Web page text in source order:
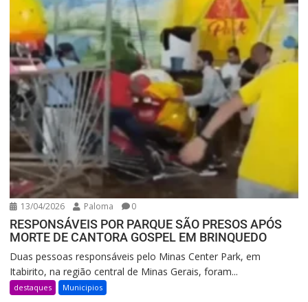
13/04/2026 Paloma 0
RESPONSÁVEIS POR PARQUE SÃO PRESOS APÓS
MORTE DE CANTORA GOSPEL EM BRINQUEDO
Duas pessoas responsáveis pelo Minas Center Park, em
Itabirito, na região central de Minas Gerais, foram...
destaques Municipios